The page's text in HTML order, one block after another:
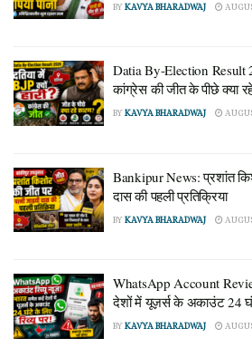
BYKAVYA BHARADWAJ
Datia By-Election Result
कांग्रेस की जीत के पीछे क्या
BYKAVYA BHARADWAJ
Bankipur News: प्रशांत
दास की पहली प्रतिक्रिया
BYKAVYA BHARADWAJ
WhatsApp Account
देशों में यूज़र्स के अकाउंट 24
BYKAVYA BHARADWAJ